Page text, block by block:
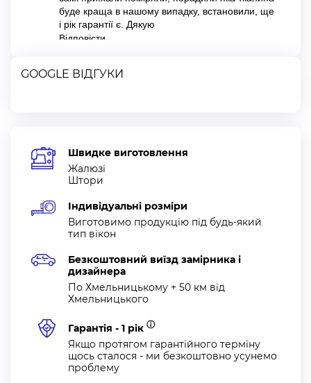
GOOGLE ВІДГУКИ
Швидке виготовлення
Жалюзі
Штори
Індивідуальні розміри
Виготовимо продукцію під будь-який
тип вікон
Безкоштовний виїзд замірника і
дизайнера
По Хмельницькому + 50 км від
Хмельницького
Гарантія - 1 рік ⓘ
Якщо протягом гарантійного терміну
щось сталося - ми безкоштовно усунемо
проблему